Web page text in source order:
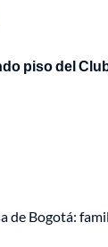
piso del
de Bogotá: